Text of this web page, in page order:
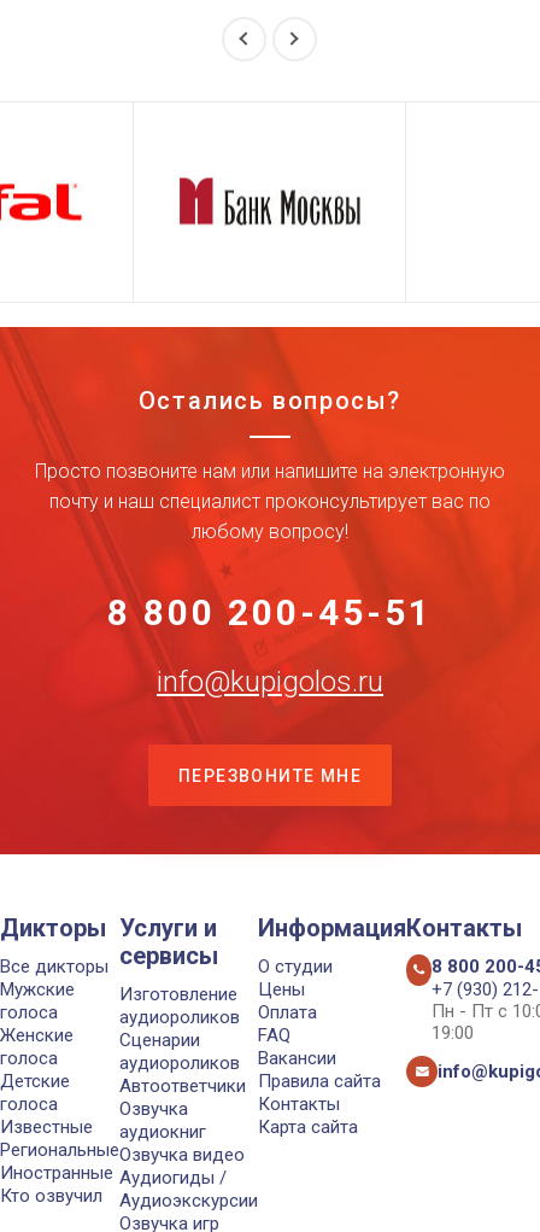
Остались вопросы?
Просто позвоните нам или напишите на электронную
почту и наш специалист проконсультирует вас по
любому вопросу!
8 800 200-45-51
info@kupigolos.ru
ПЕРЕЗВОНИТЕ МНЕ
Дикторы
Все дикторы
Мужские
голоса
Женские
голоса
Детские
голоса
Известные
Региональные
Иностранные
Кто озвучил
Услуги и
сервисы
Изготовление
аудиороликов
Сценарии
аудиороликов
Автоответчики
Озвучка
аудиокниг
Озвучка видео
Аудиогиды /
Аудиоэкскурсии
Озвучка игр
Информация
О студии
Цены
Оплата
FAQ
Вакансии
Правила сайта
Контакты
Карта сайта
Контакты
8 800 200-
+7 (930)
Пн - Пт с
19:00